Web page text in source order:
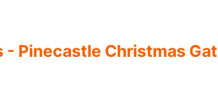
Pinecastle Christmas